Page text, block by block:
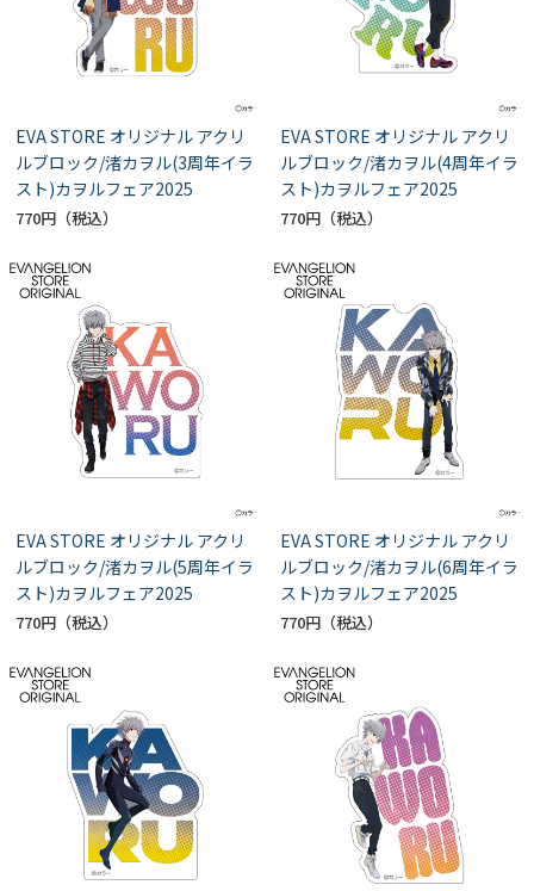
EVA STORE オリジナル アクリ
ルブロック/渚カヲル(3周年イラ
スト)カヲルフェア2025
770円
EVA STORE オリジナル アクリ
ルブロック/渚カヲル(4周年イラ
スト)カヲルフェア2025
770円
EVA STORE オリジナル アクリ
ルブロック/渚カヲル(5周年イラ
スト)カヲルフェア2025
770円
EVA STORE オリジナル アクリ
ルブロック/渚カヲル(6周年イラ
スト)カヲルフェア2025
770円